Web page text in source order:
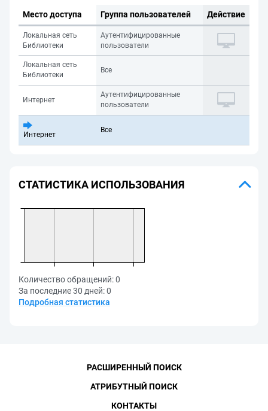
Место доступа Группа пользователей Действие
Локальная сеть
Библиотеки
Аутентифицированные
пользователи
Локальная сеть
Библиотеки
Все
Интернет
Аутентифицированные
пользователи
Интернет
Все
СТАТИСТИКА ИСПОЛЬЗОВАНИЯ
Количество обращений:0
За последние 30 дней:0
Подробная статистика
РАСШИРЕННЫЙ ПОИСК
АТРИБУТНЫЙ ПОИСК
КОНТАКТЫ